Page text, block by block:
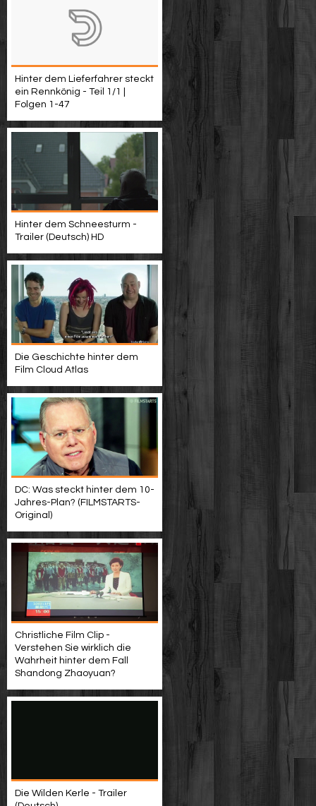
Hinter dem Lieferfahrer steckt
ein Rennkönig - Teil 1/1 |
Folgen 1-47
Hinter dem Schneesturm -
Trailer (Deutsch) HD
Die Geschichte hinter dem
Film Cloud Atlas
DC: Was steckt hinter dem 10-
Jahres-Plan? (FILMSTARTS-
Original)
Christliche Film Clip -
Verstehen Sie wirklich die
Wahrheit hinter dem Fall
Shandong Zhaoyuan?
Die Wilden Kerle - Trailer